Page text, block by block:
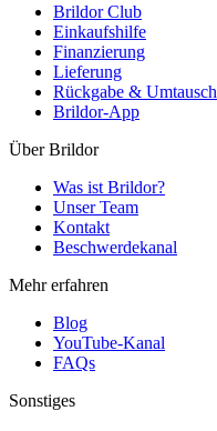
Brildor Club
Einkaufshilfe
Finanzierung
Lieferung
Rückgabe & Umtausch
Brildor-App
Über Brildor
Was ist Brildor?
Unser Team
Kontakt
Beschwerdekanal
Mehr erfahren
Blog
YouTube-Kanal
FAQs
Sonstiges